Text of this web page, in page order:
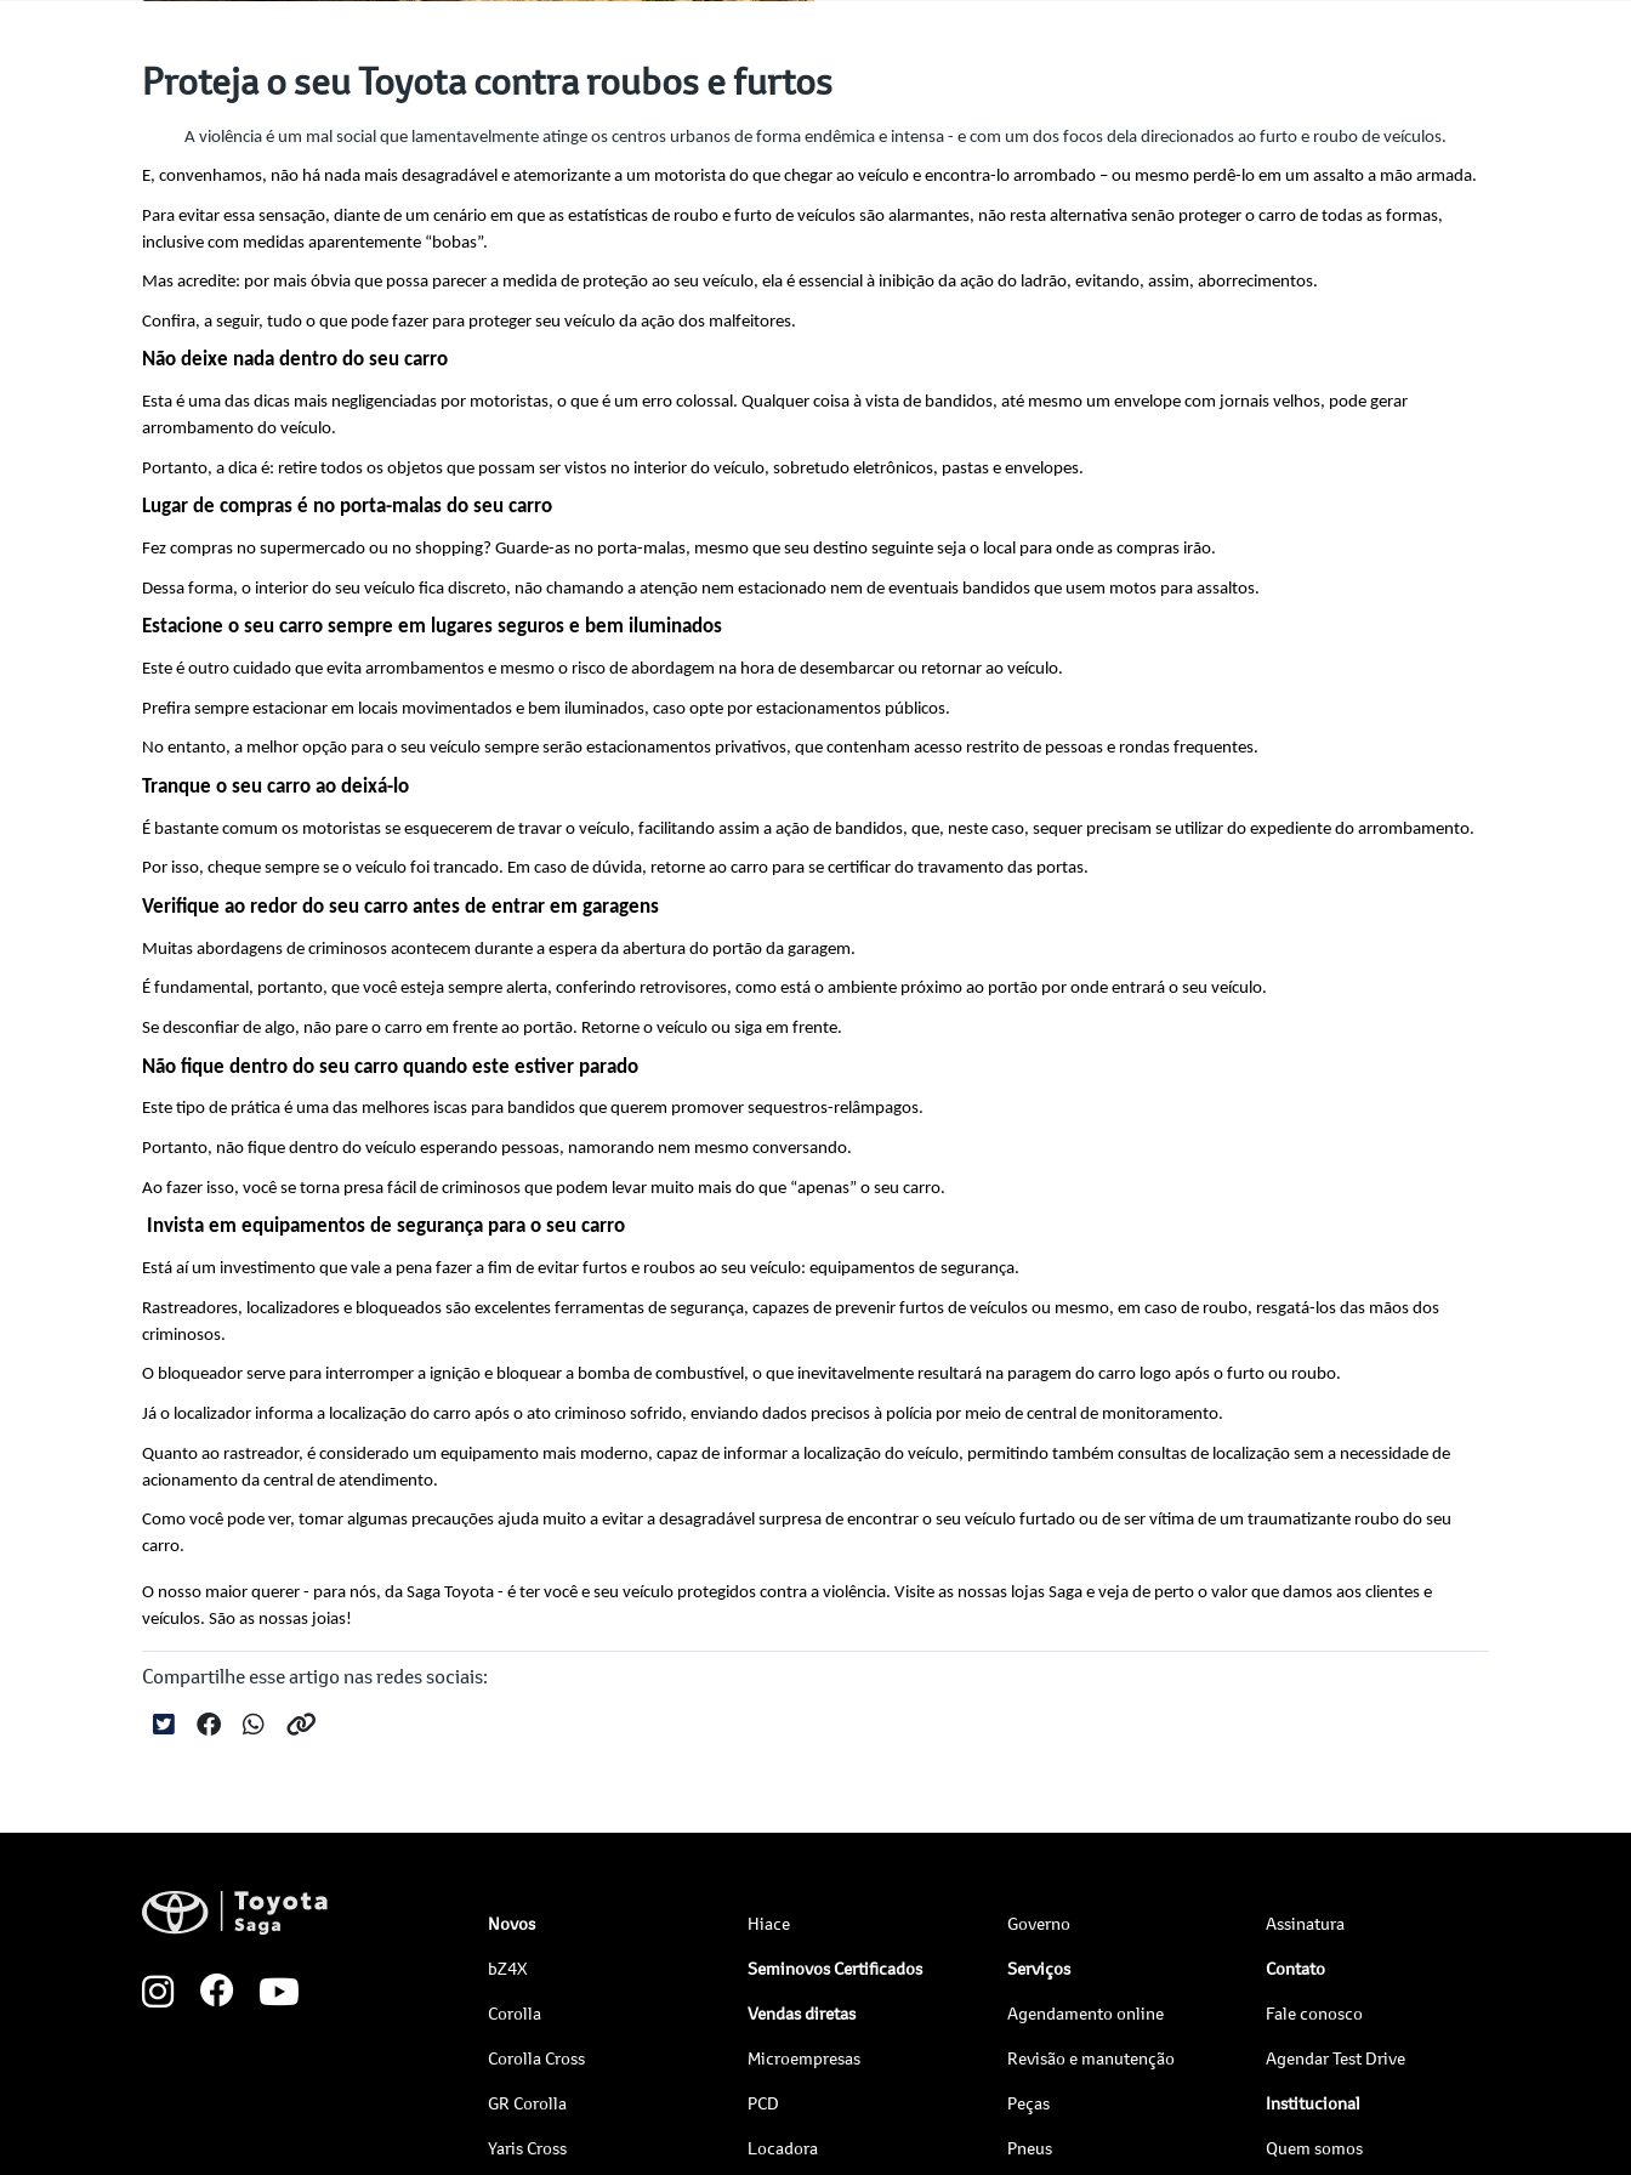
Proteja o seu Toyota contra roubos e furtos
A violência é um mal social que lamentavelmente atinge os centros urbanos de forma endêmica e intensa - e com um dos focos dela direcionados ao furto e roubo de veículos.
E, convenhamos, não há nada mais desagradável e atemorizante a um motorista do que chegar ao veículo e encontra-lo arrombado – ou mesmo perdê-lo em um assalto a mão armada.
Para evitar essa sensação, diante de um cenário em que as estatísticas de roubo e furto de veículos são alarmantes, não resta alternativa senão proteger o carro de todas as formas,
inclusive com medidas aparentemente “bobas”.
Mas acredite: por mais óbvia que possa parecer a medida de proteção ao seu veículo, ela é essencial à inibição da ação do ladrão, evitando, assim, aborrecimentos.
Confira, a seguir, tudo o que pode fazer para proteger seu veículo da ação dos malfeitores.
Não deixe nada dentro do seu carro
Esta é uma das dicas mais negligenciadas por motoristas, o que é um erro colossal. Qualquer coisa à vista de bandidos, até mesmo um envelope com jornais velhos, pode gerar
arrombamento do veículo.
Portanto, a dica é: retire todos os objetos que possam ser vistos no interior do veículo, sobretudo eletrônicos, pastas e envelopes.
Lugar de compras é no porta-malas do seu carro
Fez compras no supermercado ou no shopping? Guarde-as no porta-malas, mesmo que seu destino seguinte seja o local para onde as compras irão.
Dessa forma, o interior do seu veículo fica discreto, não chamando a atenção nem estacionado nem de eventuais bandidos que usem motos para assaltos.
Estacione o seu carro sempre em lugares seguros e bem iluminados
Este é outro cuidado que evita arrombamentos e mesmo o risco de abordagem na hora de desembarcar ou retornar ao veículo.
Prefira sempre estacionar em locais movimentados e bem iluminados, caso opte por estacionamentos públicos.
No entanto, a melhor opção para o seu veículo sempre serão estacionamentos privativos, que contenham acesso restrito de pessoas e rondas frequentes.
Tranque o seu carro ao deixá-lo
É bastante comum os motoristas se esquecerem de travar o veículo, facilitando assim a ação de bandidos, que, neste caso, sequer precisam se utilizar do expediente do arrombamento.
Por isso, cheque sempre se o veículo foi trancado. Em caso de dúvida, retorne ao carro para se certificar do travamento das portas.
Verifique ao redor do seu carro antes de entrar em garagens
Muitas abordagens de criminosos acontecem durante a espera da abertura do portão da garagem.
É fundamental, portanto, que você esteja sempre alerta, conferindo retrovisores, como está o ambiente próximo ao portão por onde entrará o seu veículo.
Se desconfiar de algo, não pare o carro em frente ao portão. Retorne o veículo ou siga em frente.
Não fique dentro do seu carro quando este estiver parado
Este tipo de prática é uma das melhores iscas para bandidos que querem promover sequestros-relâmpagos.
Portanto, não fique dentro do veículo esperando pessoas, namorando nem mesmo conversando.
Ao fazer isso, você se torna presa fácil de criminosos que podem levar muito mais do que “apenas” o seu carro.
Invista em equipamentos de segurança para o seu carro
Está aí um investimento que vale a pena fazer a fim de evitar furtos e roubos ao seu veículo: equipamentos de segurança.
Rastreadores, localizadores e bloqueados são excelentes ferramentas de segurança, capazes de prevenir furtos de veículos ou mesmo, em caso de roubo, resgatá-los das mãos dos
criminosos.
O bloqueador serve para interromper a ignição e bloquear a bomba de combustível, o que inevitavelmente resultará na paragem do carro logo após o furto ou roubo.
Já o localizador informa a localização do carro após o ato criminoso sofrido, enviando dados precisos à polícia por meio de central de monitoramento.
Quanto ao rastreador, é considerado um equipamento mais moderno, capaz de informar a localização do veículo, permitindo também consultas de localização sem a necessidade de
acionamento da central de atendimento.
Como você pode ver, tomar algumas precauções ajuda muito a evitar a desagradável surpresa de encontrar o seu veículo furtado ou de ser vítima de um traumatizante roubo do seu
carro.
O nosso maior querer - para nós, da Saga Toyota - é ter você e seu veículo protegidos contra a violência. Visite as nossas lojas Saga e veja de perto o valor que damos aos clientes e
veículos. São as nossas joias!
Compartilhe esse artigo nas redes sociais:
Novos
bZ4X
Corolla
Corolla Cross
GR Corolla
Yaris Cross
Hiace
Seminovos Certificados
Vendas diretas
Microempresas
PCD
Locadora
Governo
Serviços
Agendamento online
Revisão e manutenção
Peças
Pneus
Assinatura
Contato
Fale conosco
Agendar Test Drive
Institucional
Quem somos